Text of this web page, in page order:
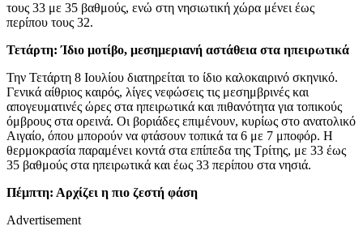
τους 33 με 35 βαθμούς, ενώ στη νησιωτική χώρα μένει έως
περίπου τους 32.
Τετάρτη: Ίδιο μοτίβο, μεσημεριανή αστάθεια στα ηπειρωτικά
Την Τετάρτη 8 Ιουλίου διατηρείται το ίδιο καλοκαιρινό σκηνικό.
Γενικά αίθριος καιρός, λίγες νεφώσεις τις μεσημβρινές και
απογευματινές ώρες στα ηπειρωτικά και πιθανότητα για τοπικούς
όμβρους στα ορεινά. Οι βοριάδες επιμένουν, κυρίως στο ανατολικό
Αιγαίο, όπου μπορούν να φτάσουν τοπικά τα 6 με 7 μποφόρ. Η
θερμοκρασία παραμένει κοντά στα επίπεδα της Τρίτης, με 33 έως
35 βαθμούς στα ηπειρωτικά και έως 33 περίπου στα νησιά.
Πέμπτη: Αρχίζει η πιο ζεστή φάση
Advertisement